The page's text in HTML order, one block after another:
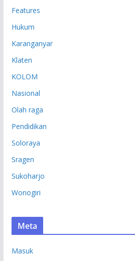
Features
Hukum
Karanganyar
Klaten
KOLOM
Nasional
Olah raga
Pendidikan
Soloraya
Sragen
Sukoharjo
Wonogiri
Meta
Masuk